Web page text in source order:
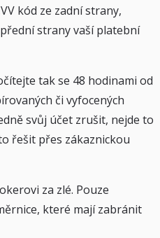
kód ze zadní strany,
strany vaší platební
tak se 48 hodinami od
či vyfocených
svůj účet zrušit, nejde to
řešit přes zákaznickou
za zlé. Pouze
které mají zabránit